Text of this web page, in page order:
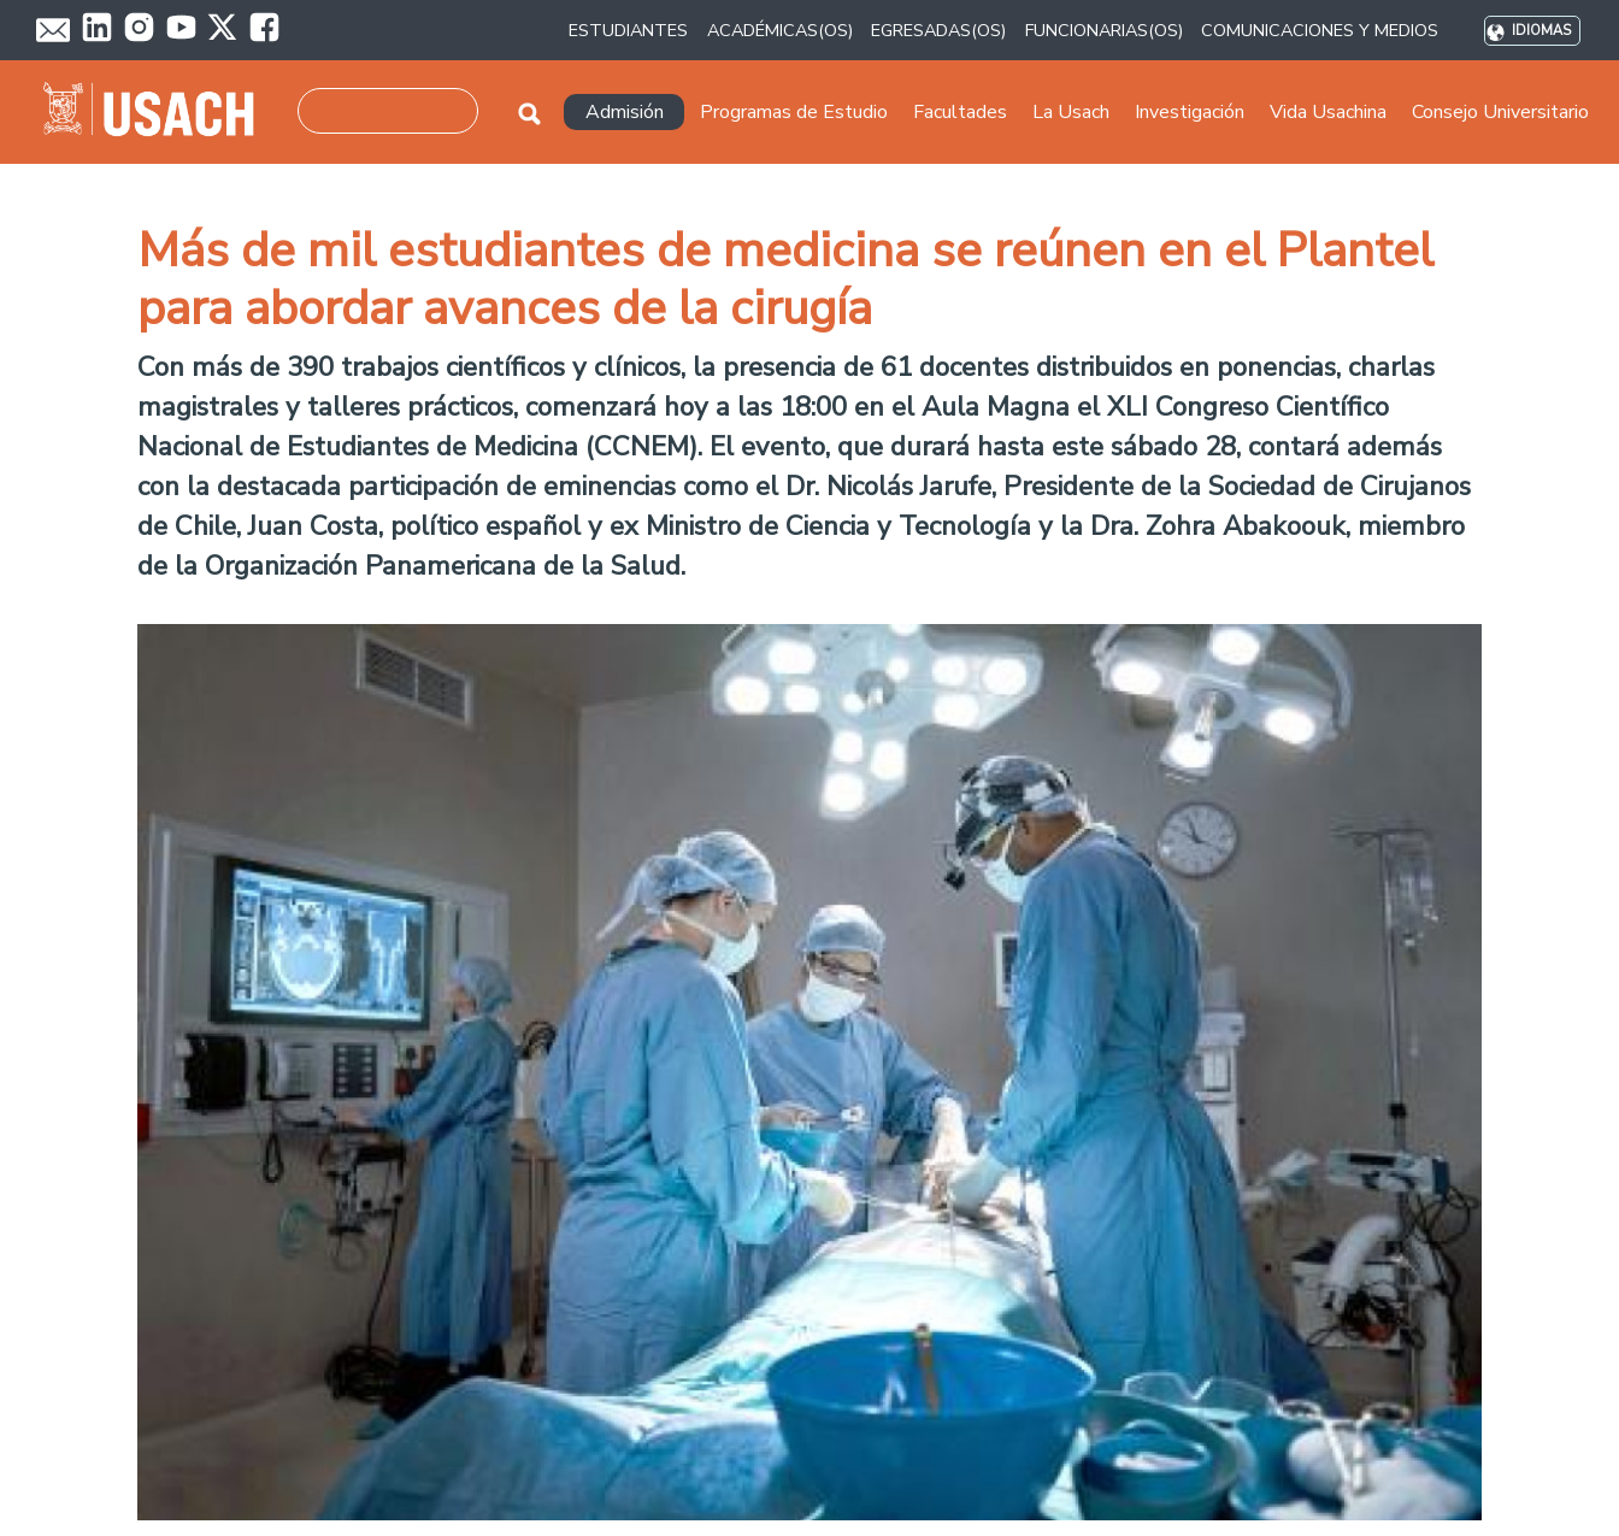
Pasar al contenido principal
ESTUDIANTES ACADÉMICAS(OS) EGRESADAS(OS) FUNCIONARIAS(OS) COMUNICACIONES Y MEDIOS IDIOMAS
Navegación principal
Admisión Programas de Estudio Facultades La Usach Investigación Vida Usachina Consejo Universitario
Más de mil estudiantes de medicina se reúnen en el Plantel
para abordar avances de la cirugía
Con más de 390 trabajos científicos y clínicos, la presencia de 61 docentes distribuidos en ponencias, charlas
magistrales y talleres prácticos, comenzará hoy a las 18:00 en el Aula Magna el XLI Congreso Científico
Nacional de Estudiantes de Medicina (CCNEM). El evento, que durará hasta este sábado 28, contará además
con la destacada participación de eminencias como el Dr. Nicolás Jarufe, Presidente de la Sociedad de Cirujanos
de Chile, Juan Costa, político español y ex Ministro de Ciencia y Tecnología y la Dra. Zohra Abakoouk, miembro
de la Organización Panamericana de la Salud.